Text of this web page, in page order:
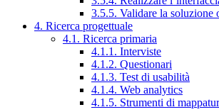
3.5.5. Validare la soluzione
4. Ricerca progettuale
4.1. Ricerca primaria
4.1.1. Interviste
4.1.2. Questionari
4.1.3. Test di usabilità
4.1.4. Web analytics
4.1.5. Strumenti di